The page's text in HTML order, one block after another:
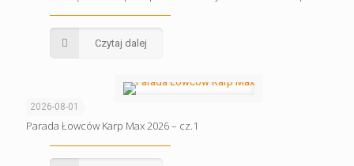
Czytaj dalej
2026-08-01
Parada Łowców Karp Max 2026 – cz.1